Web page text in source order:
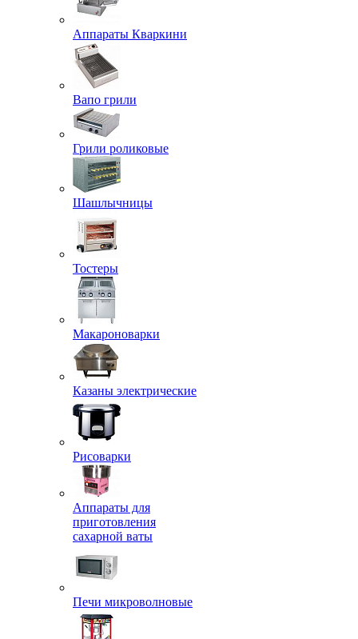
Аппараты Кваркини
Вапо грили
Грили роликовые
Шашлычницы
Тостеры
Макароноварки
Казаны электрические
Рисоварки
Аппараты для
приготовления
сахарной ваты
Печи микроволновые